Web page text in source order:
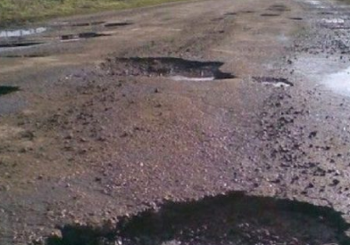
Miresme de lavandă, mentă și flori de vară și râsete de copii la
ANUNȚ OPRIRE APĂ în Reșița – avarie – 04.08.2026 – str. Văliugului
ANUNŢ OPRIRE APĂ în CARANSEBEȘ – 04.08.2026 – avarie – Calea
ANUNŢ OPRIRE APĂ în CARANSEBEȘ avarie
ANUNȚ OPRIRE APĂ în Reșița, cartier Țerova – avarie – 04.08.2026